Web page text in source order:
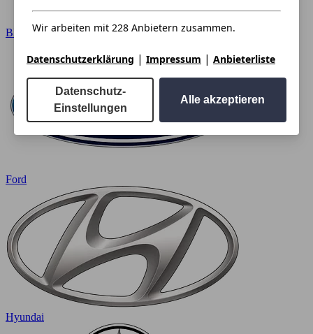
BMW
Ford
Hyundai
Wir arbeiten mit 228 Anbietern zusammen.
Datenschutzerklärung | Impressum | Anbieterliste
Datenschutz-
Einstellungen
Alle akzeptieren